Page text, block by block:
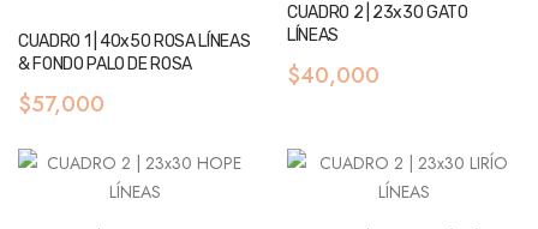
CUADRO 1 | 40x50 ROSA LÍNEAS
& FONDO PALO DE ROSA
$57,000
CUADRO 2 | 23x30 GATO
LÍNEAS
$40,000